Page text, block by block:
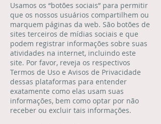
Usamos os “botões sociais” para permitir
que os nossos usuários compartilhem ou
marquem páginas da web. São botões de
sites terceiros de mídias sociais e que
podem registrar informações sobre suas
atividades na internet, incluindo este
site. Por favor, reveja os respectivos
Termos de Uso e Avisos de Privacidade
dessas plataformas para entender
exatamente como elas usam suas
informações, bem como optar por não
receber ou excluir tais informações.